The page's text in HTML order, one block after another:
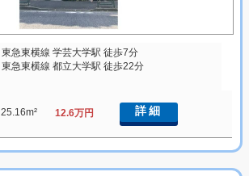
東急東横線 学芸大学駅 徒歩7分
東急東横線 都立大学駅 徒歩22分
25.16m² 12.6万円 詳細